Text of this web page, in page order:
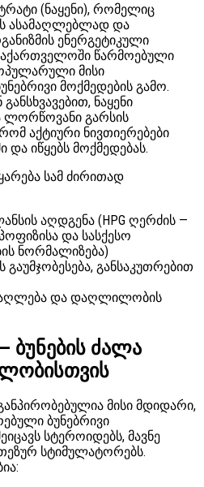
(ნაყენი), რომელიც
ასამაღლებლად და
ენერგეტიკული
წარმოებული
მისი
მოქმედების გამო.
ნაყენი
ლორწოვანი გარსის
აქტიური ნივთიერებები
იწყებს მოქმედებას.
სამ ძირითად
აღდგენა (HPG ღერძის —
და სასქესო
ნორმალიზება)
გაუმჯობესება, განსაკუთრებით
და დაღლილობის
ბუნების ძალა
მისი მდიდარი,
ბუნებრივი
სტეროიდებს, მავნე
სტიმულატორებს.